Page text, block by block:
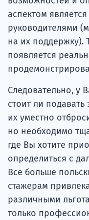
аспектом
руководителями
на их поддержку).
появляется
Следовательно, у
стоит ли подавать
их уместно
но необходимо
где Вы хотите
определиться с
Все больше
стажерам
различными
только